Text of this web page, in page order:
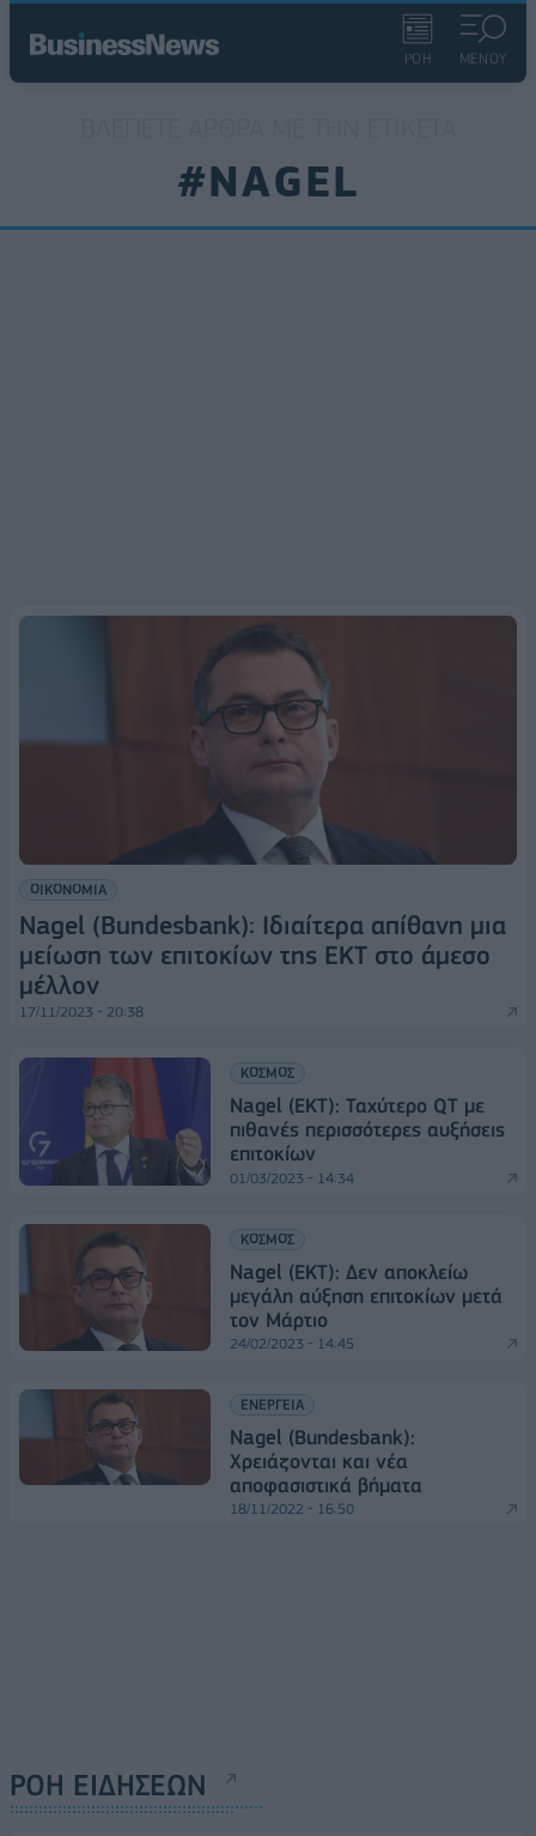
ΡΟΗ ΜΕΝΟΥ
#NAGEL
ΟΙΚΟΝΟΜΙΑ
Nagel (Bundesbank): Ιδιαίτερα απίθανη μια
μείωση των επιτοκίων της ΕΚΤ στο άμεσο
μέλλον
17/11/2023 - 20:38
ΚΟΣΜΟΣ
Nagel (ΕΚΤ): Ταχύτερο QT με
πιθανές περισσότερες αυξήσεις
επιτοκίων
01/03/2023 - 14:34
ΚΟΣΜΟΣ
Nagel (EKT): Δεν αποκλείω
μεγάλη αύξηση επιτοκίων μετά
τον Μάρτιο
24/02/2023 - 14:45
ΕΝΕΡΓΕΙΑ
Nagel (Bundesbank):
Χρειάζονται και νέα
αποφασιστικά βήματα
18/11/2022 - 16:50
ΡΟΗ ΕΙΔΗΣΕΩΝ